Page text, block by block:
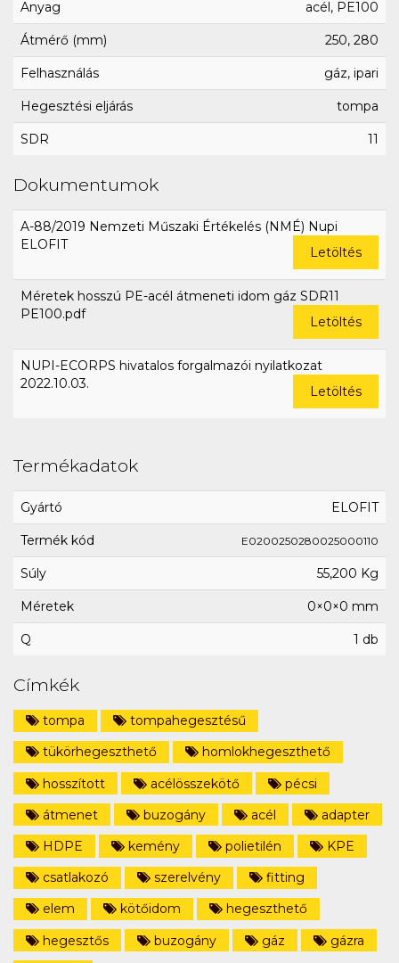
Anyag acél, PE100
Átmérő (mm) 250, 280
Felhasználás gáz, ipari
Hegesztési eljárás tompa
SDR 11
Dokumentumok
A-88/2019 Nemzeti Műszaki Értékelés (NMÉ) Nupi
ELOFIT
Letöltés
Méretek hosszú PE-acél átmeneti idom gáz SDR11
PE100.pdf
Letöltés
NUPI-ECORPS hivatalos forgalmazói nyilatkozat
2022.10.03.
Letöltés
Termékadatok
Gyártó ELOFIT
Termék kód E0200250280025000110
Súly 55,200 Kg
Méretek 0×0×0 mm
Q 1 db
Címkék
tompa
tompahegesztésű
tükörhegeszthető
homlokhegeszthető
hosszított
acélösszekötő
pécsi
átmenet
buzogány acél
adapter
HDPE
kemény polietilén
KPE
csatlakozó
szerelvény
fitting
elem
kötőidom
hegeszthető
hegesztős
buzogány gáz
gázra